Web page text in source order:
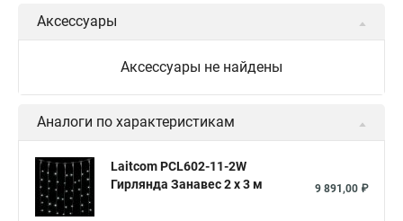
Аксессуары
Аксессуары не найдены
Аналоги по характеристикам
Laitcom PCL602-11-2W
Гирлянда Занавес 2 x 3 м
9 891,00 ₽